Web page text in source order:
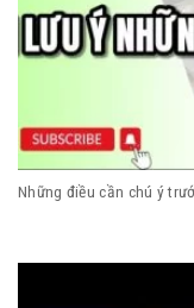
Những điều cần chú ý